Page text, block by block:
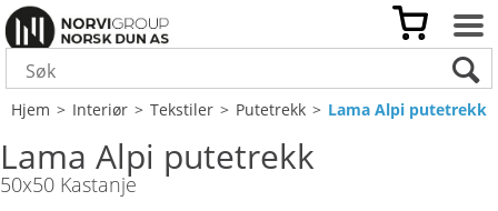
Hjem>Interiør>Tekstiler>Putetrekk>Lama Alpi putetrekk
Lama Alpi putetrekk
50x50 Kastanje